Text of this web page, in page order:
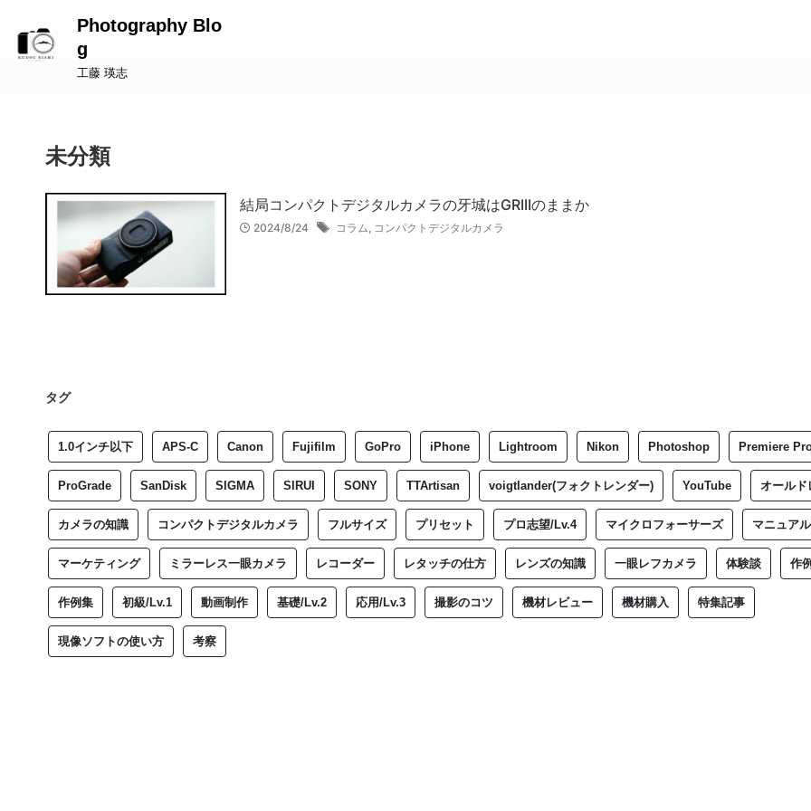
Photography Blo
g
工藤 瑛志
未分類
結局コンパクトデジタルカメラの牙城はGRIIIのままか
2024/8/24 コラム, コンパクトデジタルカメラ
タグ
1.0インチ以下 APS-C Canon Fujifilm GoPro iPhone Lightroom Nikon Photoshop Premiere
ProGrade SanDisk SIGMA SIRUI SONY TTArtisan voigtlander(フォクトレンダー) YouTube オールド
カメラの知識 コンパクトデジタルカメラ フルサイズ プリセット プロ志望/Lv.4 マイクロフォーサーズ マニュア
マーケティング ミラーレス一眼カメラ レコーダー レタッチの仕方 レンズの知識 一眼レフカメラ 体験談 作
作例集 初級/Lv.1 動画制作 基礎/Lv.2 応用/Lv.3 撮影のコツ 機材レビュー 機材購入 特集記事
現像ソフトの使い方 考察